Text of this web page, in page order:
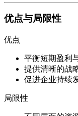
优点与局限性
优点
平衡短期盈利
提供清晰的战
促进企业持续
局限性